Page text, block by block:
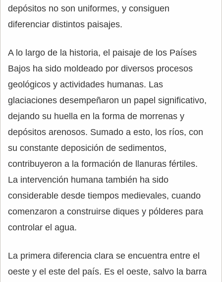
depósitos no son uniformes, y consiguen
diferenciar distintos paisajes.
A lo largo de la historia, el paisaje de los Países
Bajos ha sido moldeado por diversos procesos
geológicos y actividades humanas. Las
glaciaciones desempeñaron un papel significativo,
dejando su huella en la forma de morrenas y
depósitos arenosos. Sumado a esto, los ríos, con
su constante deposición de sedimentos,
contribuyeron a la formación de llanuras fértiles.
La intervención humana también ha sido
considerable desde tiempos medievales, cuando
comenzaron a construirse diques y pólderes para
controlar el agua.
La primera diferencia clara se encuentra entre el
oeste y el este del país. Es el oeste, salvo la barra